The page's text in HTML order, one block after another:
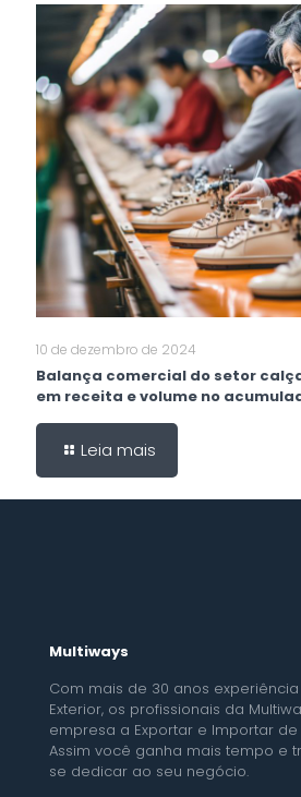
10 de dezembro de 2024
Balança comercial do setor
em receita e volume no
Leia mais
Multiways
Com mais de 30 anos
Exterior, os profissionais da
empresa a Exportar e Importar
Assim você ganha mais tempo e
se dedicar ao seu negócio.